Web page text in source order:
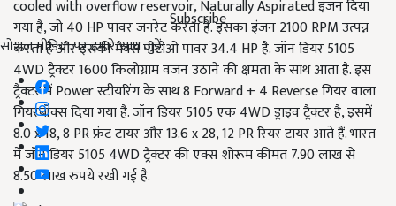
Subscribe
सोशल मीडिया पर हमारे साथ जुड़ें:
cooled with overflow reservoir, Naturally Aspirated इंजन दिया
गया है, जो 40 HP पावर जनरेट करता है. इसका इंजन 2100 RPM उत्पन्न
करता है और इसकी मैक्स पीटीओ पावर 34.4 HP है. जॉन डियर 5105
4WD ट्रैक्टर 1600 किलोग्राम वजन उठाने की क्षमता के साथ आता है. इस
ट्रैक्टर में Power स्टीयरिंग के साथ 8 Forward + 4 Reverse गियर वाला
गियरबॉक्स दिया गया है. जॉन डियर 5105 एक 4WD ड्राइव ट्रैक्टर है, इसमें
8.0 x 18, 8 PR फ्रंट टायर और 13.6 x 28, 12 PR रियर टायर आते हैं. भारत
में जॉन डियर 5105 4WD ट्रैक्टर की एक्स शोरूम कीमत 7.90 लाख से
8.50 लाख रुपये रखी गई है.